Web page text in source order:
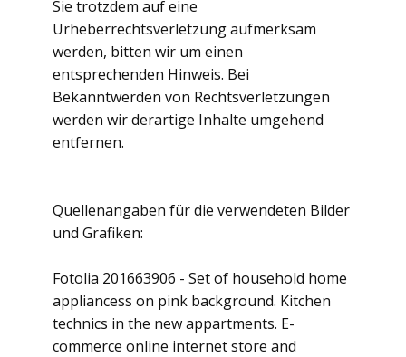
Sie trotzdem auf eine
Urheberrechtsverletzung aufmerksam
werden, bitten wir um einen
entsprechenden Hinweis. Bei
Bekanntwerden von Rechtsverletzungen
werden wir derartige Inhalte umgehend
entfernen.
Quellenangaben für die verwendeten Bilder
und Grafiken:
Fotolia 201663906 - Set of household home
appliancess on pink background. Kitchen
technics in the new appartments. E-
commerce online internet store and